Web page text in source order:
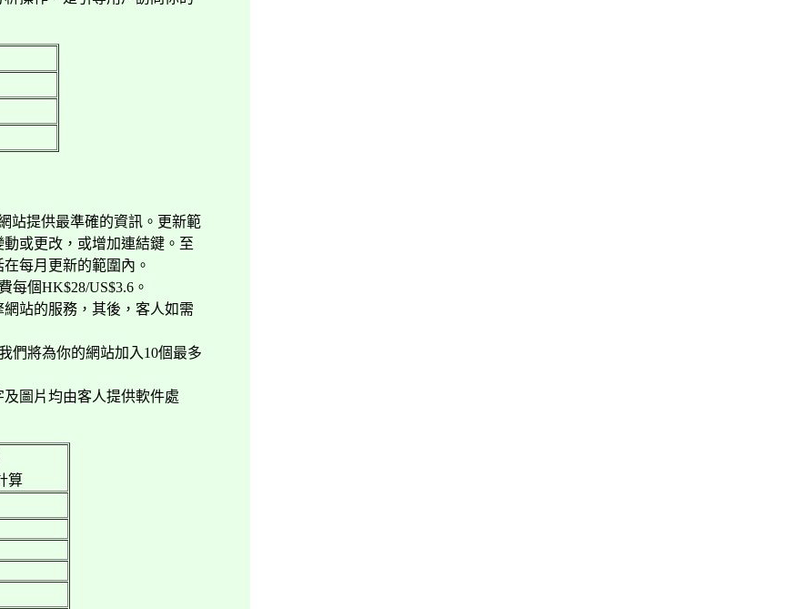
站提供最準確的資訊。更新範
或更改，或增加連結鍵。至
每月更新的範圍內。
每個HK$28/US$3.6 。
站的服務，其後，客人如需
我們將為你的網站加入 10個最多
圖片均由客人提供軟件處
算